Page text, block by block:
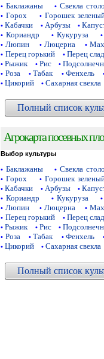
• Баклажаны • Свекла
• Горох • Горошек
• Кабачки • Арбузы •
• Кориандр • Кукуруза •
• Люпин • Люцерна •
• Перец горький • Перец
• Рыжик • Рис •
• Роза • Табак • Фенхель
• Цикорий • Сахарная свекла
Полный список
Агрокарта посевных
Выбор культуры
• Баклажаны • Свекла
• Горох • Горошек
• Кабачки • Арбузы •
• Кориандр • Кукуруза •
• Люпин • Люцерна •
• Перец горький • Перец
• Рыжик • Рис •
• Роза • Табак • Фенхель
• Цикорий • Сахарная свекла
Полный список